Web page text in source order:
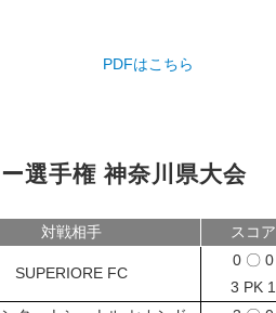
PDFはこちら
選手権 神奈川県大会
対戦相手 スコア
SUPERIORE FC
0 〇 0
3 PK 1